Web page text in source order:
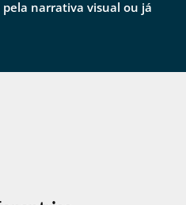
narrativa visual ou já